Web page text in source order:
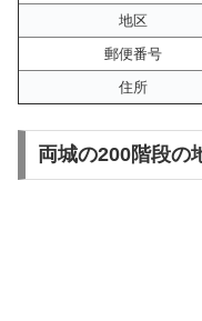
地区
郵便番号
住所
両城の200階段の